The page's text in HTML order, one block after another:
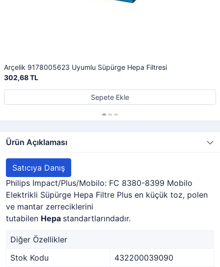
Arçelik 9178005623 Uyumlu Süpürge Hepa Filtresi
302,68 TL
Sepete Ekle
Ürün Açıklaması
Satıcıya Danış
Philips Impact/Plus/Mobilo: FC 8380-8399 Mobilo
Elektrikli Süpürge Hepa Filtre Plus en küçük toz, polen
ve mantar zerreciklerini
tutabilen Hepa standartlarındadır.
Diğer Özellikler
Stok Kodu
432200039090